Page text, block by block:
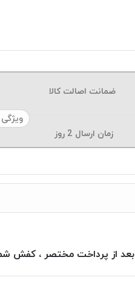
ضمانت اصالت کالا
زمان ارسال 2 روز
از پرداخت مختصر ، کفش